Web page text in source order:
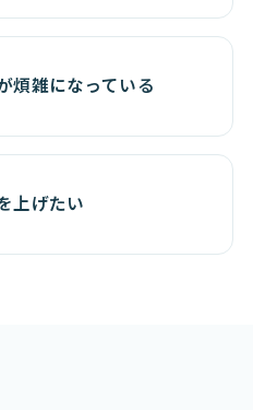
煩雑になっている
上げたい